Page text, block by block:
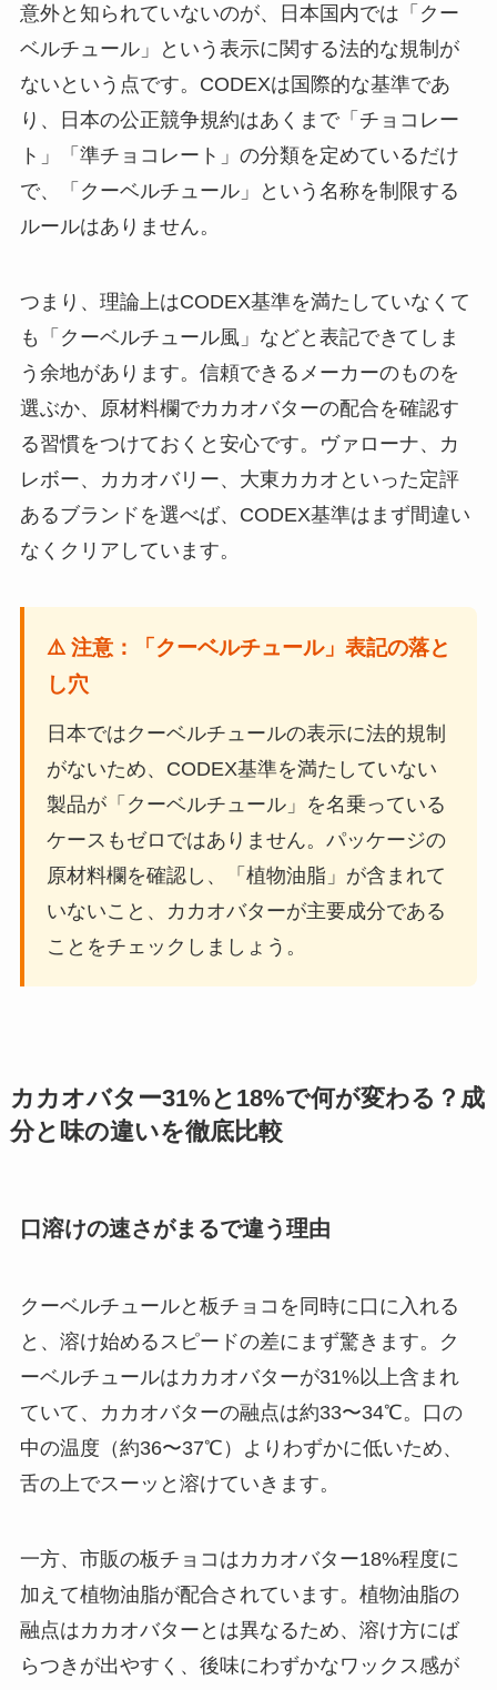
意外と知られていないのが、日本国内では「クー
ベルチュール」という表示に関する法的な規制が
ないという点です。CODEXは国際的な基準であ
り、日本の公正競争規約はあくまで「チョコレー
ト」「準チョコレート」の分類を定めているだけ
で、「クーベルチュール」という名称を制限する
ルールはありません。
つまり、理論上はCODEX基準を満たしていなくて
も「クーベルチュール風」などと表記できてしま
う余地があります。信頼できるメーカーのものを
選ぶか、原材料欄でカカオバターの配合を確認す
る習慣をつけておくと安心です。ヴァローナ、カ
レボー、カカオバリー、大東カカオといった定評
あるブランドを選べば、CODEX基準はまず間違い
なくクリアしています。
⚠️ 注意：「クーベルチュール」表記の落と
し穴
日本ではクーベルチュールの表示に法的規制
がないため、CODEX基準を満たしていない
製品が「クーベルチュール」を名乗っている
ケースもゼロではありません。パッケージの
原材料欄を確認し、「植物油脂」が含まれて
いないこと、カカオバターが主要成分である
ことをチェックしましょう。
カカオバター31%と18%で何が変わる？成
分と味の違いを徹底比較
口溶けの速さがまるで違う理由
クーベルチュールと板チョコを同時に口に入れる
と、溶け始めるスピードの差にまず驚きます。ク
ーベルチュールはカカオバターが31%以上含まれ
ていて、カカオバターの融点は約33〜34℃。口の
中の温度（約36〜37℃）よりわずかに低いため、
舌の上でスーッと溶けていきます。
一方、市販の板チョコはカカオバター18%程度に
加えて植物油脂が配合されています。植物油脂の
融点はカカオバターとは異なるため、溶け方にば
らつきが出やすく、後味にわずかなワックス感が